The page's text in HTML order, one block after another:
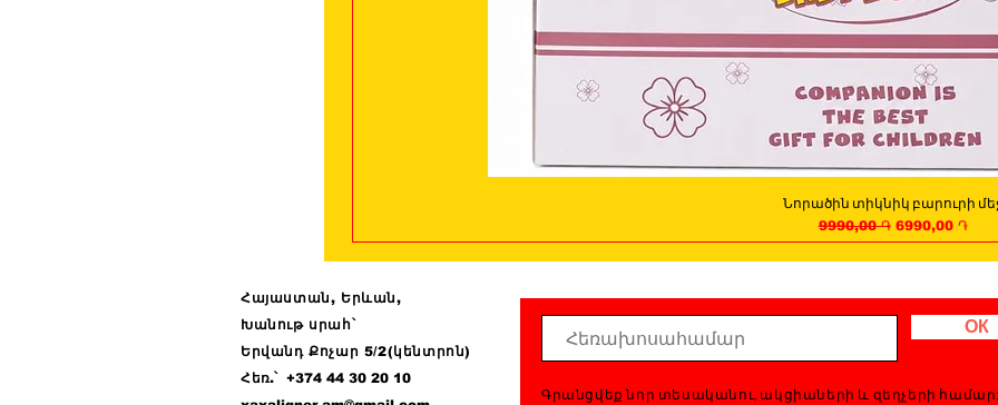
Quick View
Նորածին տիկնիկ բարուրի
Regular Price
9990,00 ֏ Sale Price
6990,00 ֏
Հայաստան, Երևան,
Խանութ սրահ՝
Երվանդ Քոչար 5/2(կենտրոն)
Հեռ.՝ +374 4430 20 10
ОК
Գրանցվեք նոր տեսականու, ակցիաների և զեղչերի